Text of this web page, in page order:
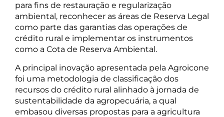
para fins de restauração e regularização
ambiental, reconhecer as áreas de Reserva Legal
como parte das garantias das operações de
crédito rural e implementar os instrumentos
como a Cota de Reserva Ambiental.
A principal inovação apresentada pela Agroicone
foi uma metodologia de classificação dos
recursos do crédito rural alinhado à jornada de
sustentabilidade da agropecuária, a qual
embasou diversas propostas para a agricultura